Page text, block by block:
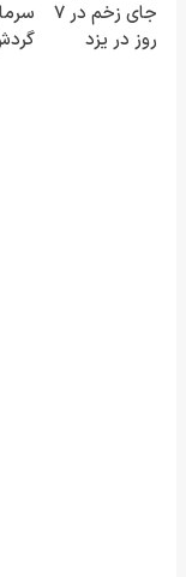
شد
جای زخم در ۷
روز در یزد